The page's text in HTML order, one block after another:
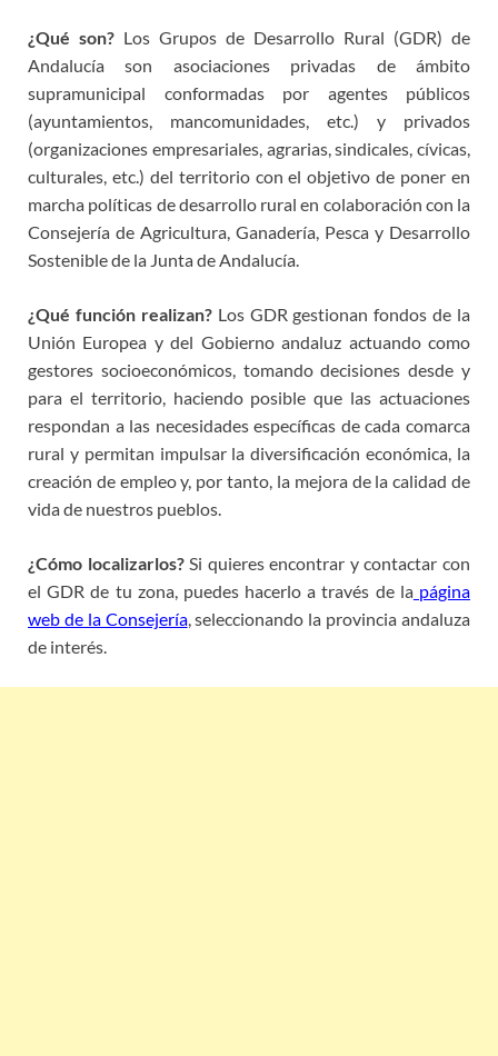
¿Qué son? Los Grupos de Desarrollo Rural (GDR) de
Andalucía son asociaciones privadas de ámbito
supramunicipal conformadas por agentes públicos
(ayuntamientos, mancomunidades, etc.) y privados
(organizaciones empresariales, agrarias, sindicales, cívicas,
culturales, etc.) del territorio con el objetivo de poner en
marcha políticas de desarrollo rural en colaboración con la
Consejería de Agricultura, Ganadería, Pesca y Desarrollo
Sostenible de la Junta de Andalucía.
¿Qué función realizan?Los GDR gestionan fondos de la
Unión Europea y del Gobierno andaluz actuando como
gestores socioeconómicos, tomando decisiones desde y
para el territorio, haciendo posible que las actuaciones
respondan a las necesidades específicas de cada comarca
rural y permitan impulsar la diversificación económica, la
creación de empleo y, por tanto, la mejora de la calidad de
vida de nuestros pueblos.
¿Cómo localizarlos?Si quieres encontrar y contactar con
el GDR de tu zona, puedes hacerlo a través de lapágina
web de la Consejería, seleccionando la provincia andaluza
de interés.